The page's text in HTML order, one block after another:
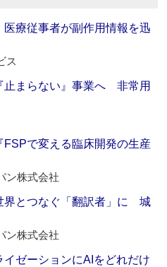
医療従事者が副作用情報を迅
ス
止まらない』事業へ 非常用
FSPで変える臨床開発の生産
ン株式会社
界とつなぐ「翻訳者」に 城
ン株式会社
ゼーションにAIをどれだけ